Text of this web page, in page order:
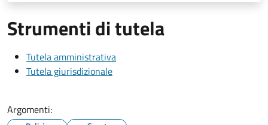
Strumenti di tutela
Tutela amministrativa
Tutela giurisdizionale
Argomenti: